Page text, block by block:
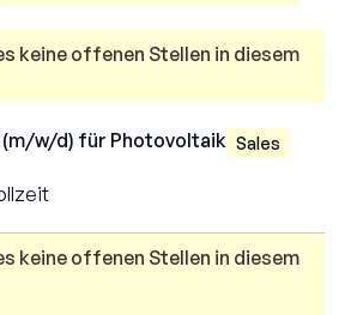
keine offenen Stellen in diesem
(m/w/d) für Photovoltaik Sales
keine offenen Stellen in diesem